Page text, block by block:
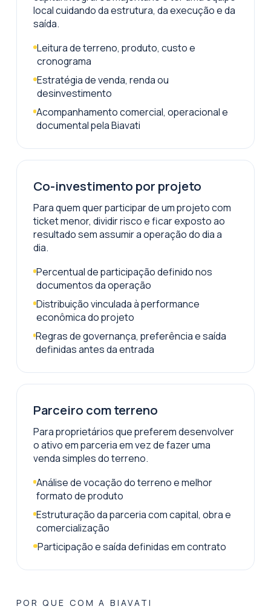
local cuidando da estrutura, da execução e da
saída.
Leitura de terreno, produto, custo e
cronograma
Estratégia de venda, renda ou
desinvestimento
Acompanhamento comercial, operacional e
documental pela Biavati
Co-investimento por projeto
Para quem quer participar de um projeto com
ticket menor, dividir risco e ficar exposto ao
resultado sem assumir a operação do dia a
dia.
Percentual de participação definido nos
documentos da operação
Distribuição vinculada à performance
econômica do projeto
Regras de governança, preferência e saída
definidas antes da entrada
Parceiro com terreno
Para proprietários que preferem desenvolver
o ativo em parceria em vez de fazer uma
venda simples do terreno.
Análise de vocação do terreno e melhor
formato de produto
Estruturação da parceria com capital, obra e
comercialização
Participação e saída definidas em contrato
POR QUE COM A BIAVATI